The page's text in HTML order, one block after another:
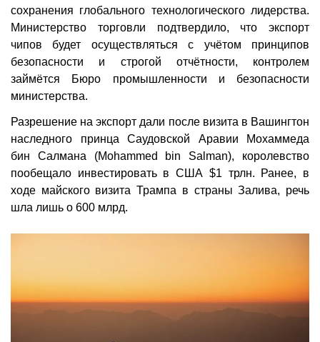
сохранения глобального технологического лидерства.
Министерство торговли подтвердило, что экспорт
чипов будет осуществляться с учётом принципов
безопасности и строгой отчётности, контролем
займётся Бюро промышленности и безопасности
министерства.
Разрешение на экспорт дали после визита в Вашингтон
наследного принца Саудовской Аравии Мохаммеда
бин Салмана (Mohammed bin Salman), королевство
пообещало инвестировать в США $1 трлн. Ранее, в
ходе майского визита Трампа в страны Залива, речь
шла лишь о 600 млрд.